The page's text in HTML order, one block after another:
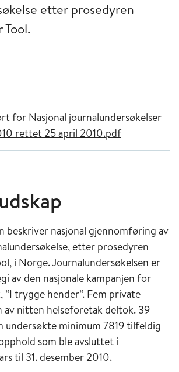
etter prosedyren
Tool.
for Nasjonal journalundersøkelser
rettet 25 april 2010.pdf
beskriver nasjonal gjennomføring av
etter prosedyren
i Norge. Journalundersøkelsen er
av den nasjonale kampanjen for
”I trygge hender”. Fem private
av nitten helseforetak deltok. 39
undersøkte minimum 7819 tilfeldig
som ble avsluttet i
til 31. desember 2010.